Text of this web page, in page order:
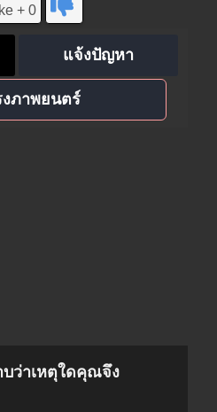
+ 0
แจ้งปัญหา
ภาพยนตร์
บว่าเหตุใดคุณจึง